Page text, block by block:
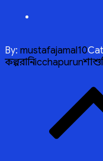
By: mustafajamal10
কল্পরানিicchapurun